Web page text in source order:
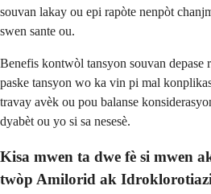
souvan lakay ou epi rapòte nenpòt
swen sante ou.
Benefis kontwòl tansyon souvan depase
paske tansyon wo ka vin pi mal
travay avèk ou pou balanse
dyabèt ou yo si sa nesesè.
Kisa mwen ta dwe fè si mwen
twòp Amilorid ak